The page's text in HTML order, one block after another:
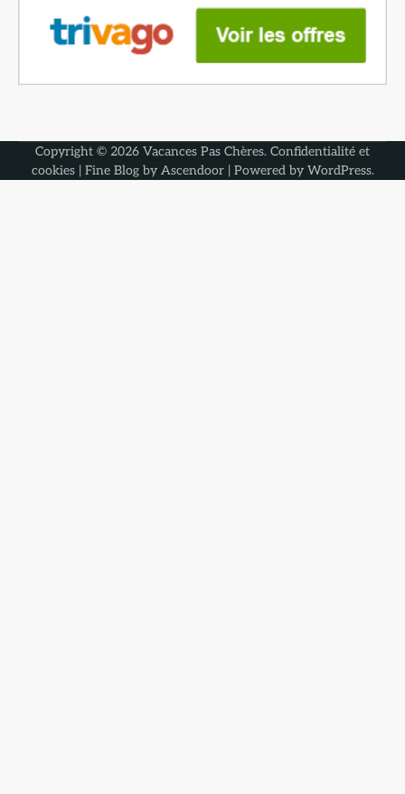
Copyright © 2026 Vacances Pas Chères. Confidentialité et
cookies| Fine Blog by Ascendoor| Powered by WordPress.